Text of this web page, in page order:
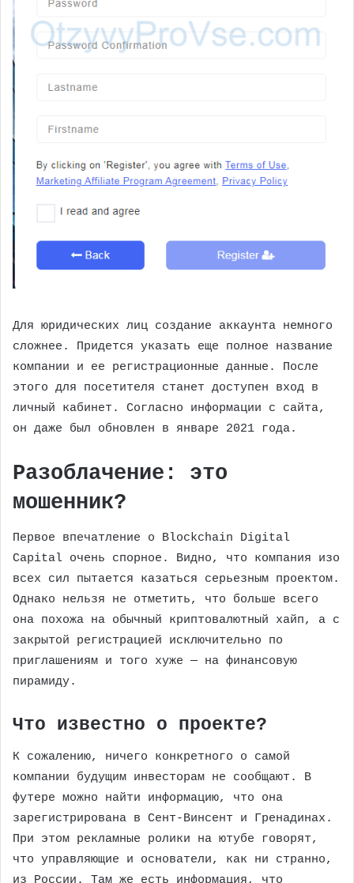
Для юридических лиц создание аккаунта немного
сложнее. Придется указать еще полное название
компании и ее регистрационные данные. После
этого для посетителя станет доступен вход в
личный кабинет. Согласно информации с сайта,
он даже был обновлен в январе 2021 года.
Разоблачение: это
мошенник?
Первое впечатление о Blockchain Digital
Capital очень спорное. Видно, что компания изо
всех сил пытается казаться серьезным проектом.
Однако нельзя не отметить, что больше всего
она похожа на обычный криптовалютный хайп, а с
закрытой регистрацией исключительно по
приглашениям и того хуже — на финансовую
пирамиду.
Что известно о проекте?
К сожалению, ничего конкретного о самой
компании будущим инвесторам не сообщают. В
футере можно найти информацию, что она
зарегистрирована в Сент-Винсент и Гренадинах.
При этом рекламные ролики на ютубе говорят,
что управляющие и основатели, как ни странно,
из России. Там же есть информация, что